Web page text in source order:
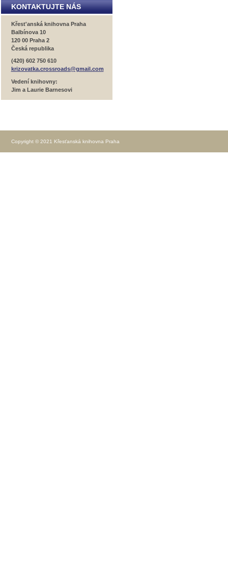
KONTAKTUJTE NÁS
Křest'anská knihovna Praha
Balbínova 10
120 00 Praha 2
Česká republika
(420) 602 750 610
krizovatka.crossroads@gmail.com
Vedení knihovny:
Jim a Laurie Barnesovi
Copyright © 2021 Křesťanská knihovna Praha